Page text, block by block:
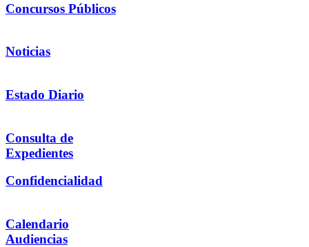
Concursos Públicos
Noticias
Estado Diario
Consulta de
Expedientes
Confidencialidad
Calendario
Audiencias